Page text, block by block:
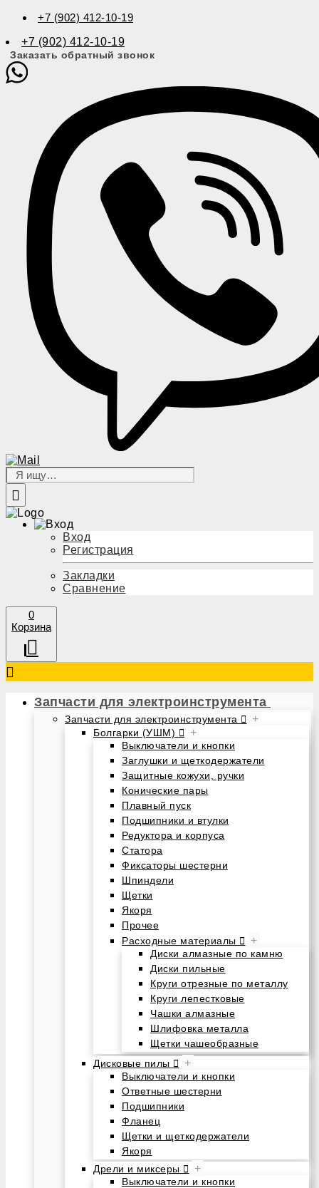
+7 (902) 412-10-19
+7 (902) 412-10-19
Заказать обратный звонок
Вход
Регистрация
Закладки
Сравнение
0
Корзина
Запчасти для электроинструмента
Запчасти для электроинструмента +
Болгарки (УШМ) +
Выключатели и кнопки
Заглушки и щеткодержатели
Защитные кожухи, ручки
Конические пары
Плавный пуск
Подшипники и втулки
Редуктора и корпуса
Статора
Фиксаторы шестерни
Шпиндели
Щетки
Якоря
Прочее
Расходные материалы
+
Диски алмазные по камню
Диски пильные
Круги отрезные по металлу
Круги лепестковые
Чашки алмазные
Шлифовка металла
Щетки чашеобразные
Дисковые пилы
+
Выключатели и кнопки
Ответные шестерни
Подшипники
Фланец
Щетки и щеткодержатели
Якоря
Дрели и миксеры
+
Выключатели и кнопки